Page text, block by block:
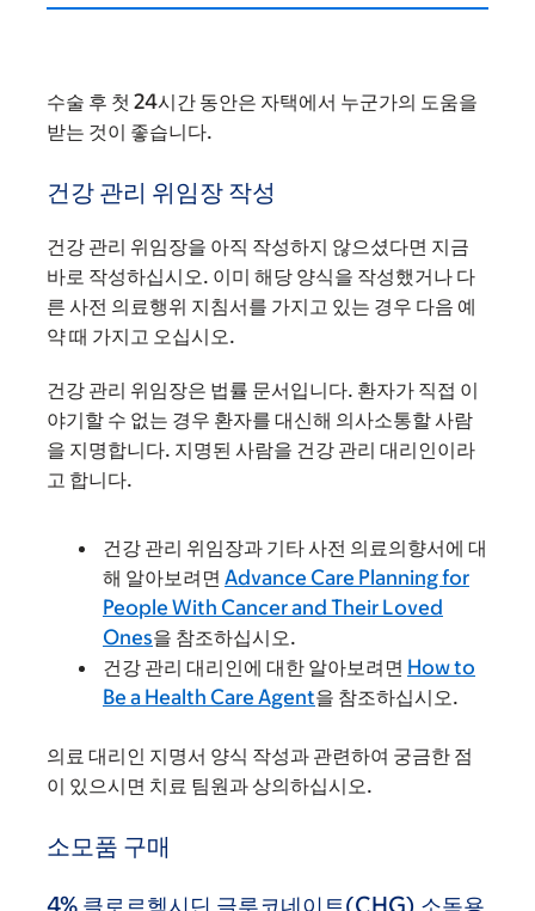
수술 후 첫 24시간 동안은 자택에서 누군가의 도움을
받는 것이 좋습니다.
건강 관리 위임장 작성
건강 관리 위임장을 아직 작성하지 않으셨다면 지금
바로 작성하십시오. 이미 해당 양식을 작성했거나 다
른 사전 의료행위 지침서를 가지고 있는 경우 다음 예
약 때 가지고 오십시오.
건강 관리 위임장은 법률 문서입니다. 환자가 직접 이
야기할 수 없는 경우 환자를 대신해 의사소통할 사람
을 지명합니다. 지명된 사람을 건강 관리 대리인이라
고 합니다.
건강 관리 위임장과 기타 사전 의료의향서에 대
해 알아보려면 Advance Care Planning for
People With Cancer and Their Loved
Ones을 참조하십시오.
건강 관리 대리인에 대한 알아보려면 How to
Be a Health Care Agent을 참조하십시오.
의료 대리인 지명서 양식 작성과 관련하여 궁금한 점
이 있으시면 치료 팀원과 상의하십시오.
소모품 구매
4% 클로르헥시딘 글루코네이트(CHG) 소독용